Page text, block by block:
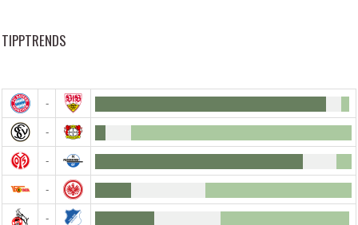
TIPPTRENDS
-
-
-
-
-